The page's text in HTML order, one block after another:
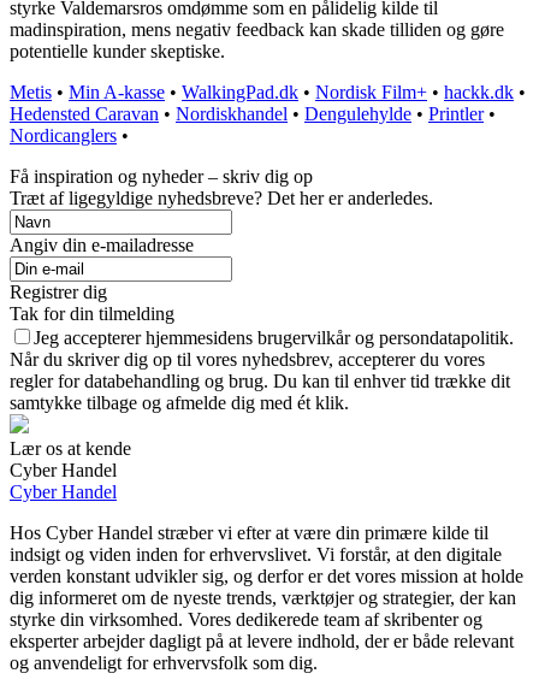
styrke Valdemarsros omdømme som en pålidelig kilde til
madinspiration, mens negativ feedback kan skade tilliden og gøre
potentielle kunder skeptiske.
Metis • Min A-kasse • WalkingPad.dk • Nordisk Film+ • hackk.dk •
Hedensted Caravan • Nordiskhandel • Dengulehylde • Printler•
Nordicanglers •
Få inspiration og nyheder – skriv dig op
Træt af ligegyldige nyhedsbreve? Det her er anderledes.
Angiv din e-mailadresse
Registrer dig
Tak for din tilmelding
Jeg accepterer hjemmesidens brugervilkår og persondatapolitik.
Når du skriver dig op til vores nyhedsbrev, accepterer du vores
regler for databehandling og brug. Du kan til enhver tid trække dit
samtykke tilbage og afmelde dig med ét klik.
Lær os at kende
Cyber Handel
Cyber Handel
Hos Cyber Handel stræber vi efter at være din primære kilde til
indsigt og viden inden for erhvervslivet. Vi forstår, at den digitale
verden konstant udvikler sig, og derfor er det vores mission at holde
dig informeret om de nyeste trends, værktøjer og strategier, der kan
styrke din virksomhed. Vores dedikerede team af skribenter og
eksperter arbejder dagligt på at levere indhold, der er både relevant
og anvendeligt for erhvervsfolk som dig.